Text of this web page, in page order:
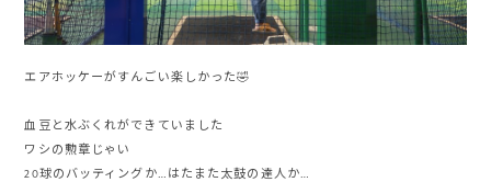
エアホッケーがすんごい楽しかった🤣
血豆と水ぶくれができていました
ワシの勲章じゃい
20球のバッティングか…はたまた太鼓の達人か…